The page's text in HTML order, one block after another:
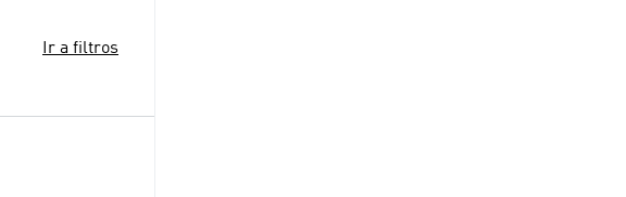
Ir a filtros